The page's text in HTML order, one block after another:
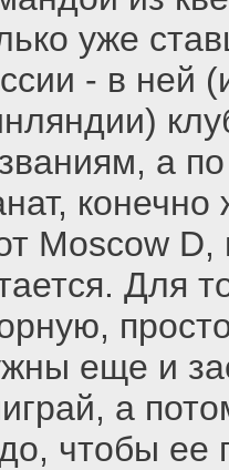
уже
- в ней
а
конечно
Moscow D,
Для
еще и
а
чтобы ее